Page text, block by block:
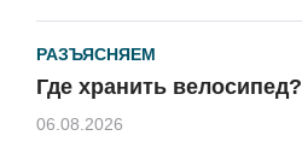
РАЗЪЯСНЯЕМ
Где хранить велосипед?
06.08.2026